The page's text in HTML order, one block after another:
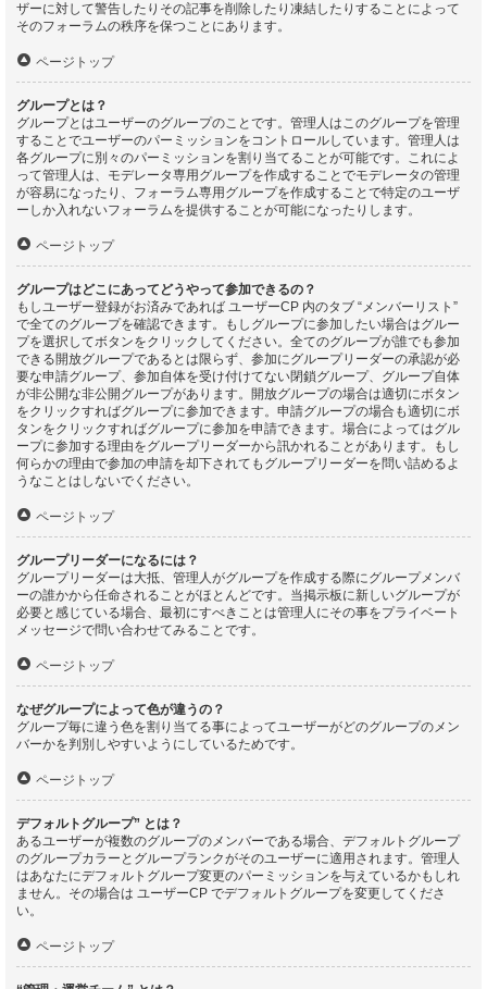
ザーに対して警告したりその記事を削除したり凍結したりすることによって
そのフォーラムの秩序を保つことにあります。
ページトップ
グループとは？
グループとはユーザーのグループのことです。管理人はこのグループを管理
することでユーザーのパーミッションをコントロールしています。管理人は
各グループに別々のパーミッションを割り当てることが可能です。これによ
って管理人は、モデレータ専用グループを作成することでモデレータの管理
が容易になったり、フォーラム専用グループを作成することで特定のユーザ
ーしか入れないフォーラムを提供することが可能になったりします。
ページトップ
グループはどこにあってどうやって参加できるの？
もしユーザー登録がお済みであれば ユーザーCP 内のタブ “メンバーリスト”
で全てのグループを確認できます。もしグループに参加したい場合はグルー
プを選択してボタンをクリックしてください。全てのグループが誰でも参加
できる開放グループであるとは限らず、参加にグループリーダーの承認が必
要な申請グループ、参加自体を受け付けてない閉鎖グループ、グループ自体
が非公開な非公開グループがあります。開放グループの場合は適切にボタン
をクリックすればグループに参加できます。申請グループの場合も適切にボ
タンをクリックすればグループに参加を申請できます。場合によってはグル
ープに参加する理由をグループリーダーから訊かれることがあります。もし
何らかの理由で参加の申請を却下されてもグループリーダーを問い詰めるよ
うなことはしないでください。
ページトップ
グループリーダーになるには？
グループリーダーは大抵、管理人がグループを作成する際にグループメンバ
ーの誰かから任命されることがほとんどです。当掲示板に新しいグループが
必要と感じている場合、最初にすべきことは管理人にその事をプライベート
メッセージで問い合わせてみることです。
ページトップ
なぜグループによって色が違うの？
グループ毎に違う色を割り当てる事によってユーザーがどのグループのメン
バーかを判別しやすいようにしているためです。
ページトップ
デフォルトグループ” とは？
あるユーザーが複数のグループのメンバーである場合、デフォルトグループ
のグループカラーとグループランクがそのユーザーに適用されます。管理人
はあなたにデフォルトグループ変更のパーミッションを与えているかもしれ
ません。その場合は ユーザーCP でデフォルトグループを変更してくださ
い。
ページトップ